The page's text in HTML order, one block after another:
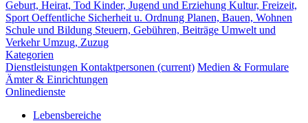
Geburt, Heirat, Tod Kinder, Jugend und Erziehung Kultur, Freizeit,
Sport Oeffentliche Sicherheit u. Ordnung Planen, Bauen, Wohnen
Schule und Bildung Steuern, Gebühren, Beiträge Umwelt und
VerkehrUmzug, Zuzug
Kategorien
Dienstleistungen Kontaktpersonen (current) Medien & Formulare
Ämter & Einrichtungen
Onlinedienste
Lebensbereiche